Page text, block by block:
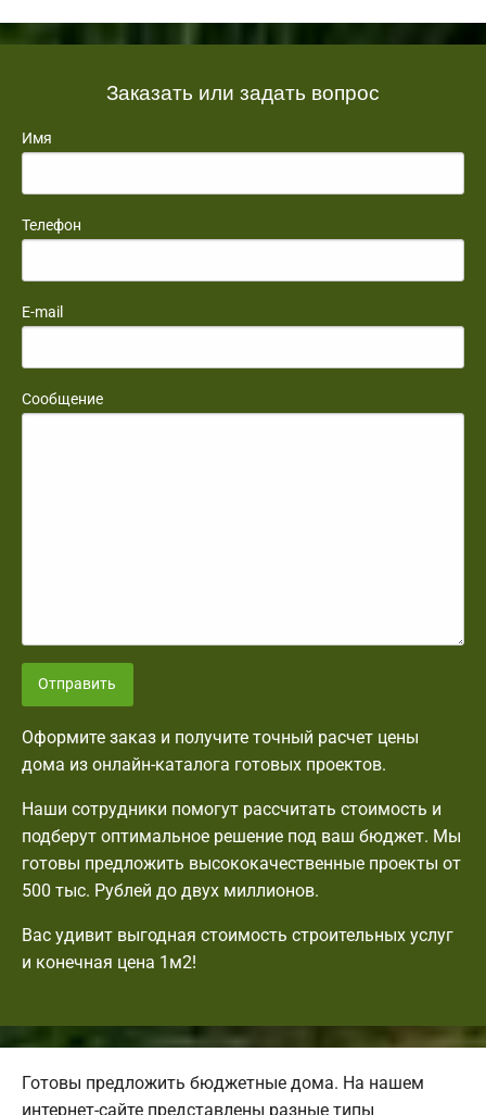
Заказать или задать вопрос
Имя
Телефон
E-mail
Сообщение
Отправить
Оформите заказ и получите точный расчет цены
дома из онлайн-каталога готовых проектов.
Наши сотрудники помогут рассчитать стоимость и
подберут оптимальное решение под ваш бюджет. Мы
готовы предложить высококачественные проекты от
500 тыс. Рублей до двух миллионов.
Вас удивит выгодная стоимость строительных услуг
и конечная цена 1м2!
Готовы предложить бюджетные дома. На нашем
интернет-сайте представлены разные типы